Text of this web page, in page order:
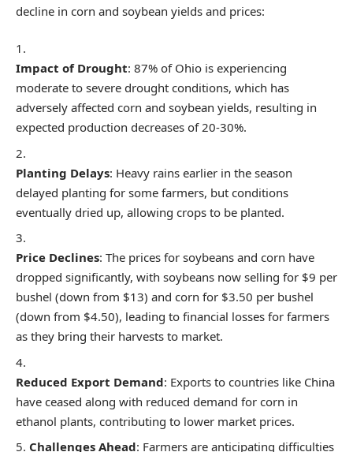
decline in corn and soybean yields and prices:
Impact of Drought: 87% of Ohio is experiencing
moderate to severe drought conditions, which has
adversely affected corn and soybean yields, resulting in
expected production decreases of 20-30%.
Planting Delays: Heavy rains earlier in the season
delayed planting for some farmers, but conditions
eventually dried up, allowing crops to be planted.
Price Declines: The prices for soybeans and corn have
dropped significantly, with soybeans now selling for $9 per
bushel (down from $13) and corn for $3.50 per bushel
(down from $4.50), leading to financial losses for farmers
as they bring their harvests to market.
Reduced Export Demand: Exports to countries like China
have ceased along with reduced demand for corn in
ethanol plants, contributing to lower market prices.
Challenges Ahead: Farmers are anticipating difficulties